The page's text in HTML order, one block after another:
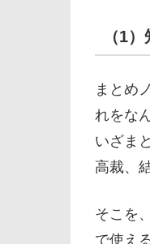
（1
まとめ
れをな
いざま
高裁、
そこを
で使え